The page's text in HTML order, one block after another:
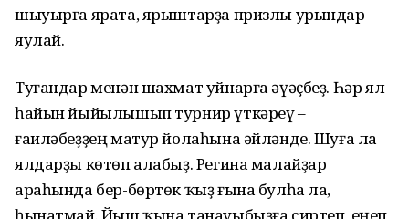
шыуырға ярата, ярыштарҙа призлы урындар
яулай.
Туғандар менән шахмат уйнарға әүәҫбеҙ. Һәр ял
һайын йыйылышып турнир үткәреү –
ғаиләбеҙҙең матур йолаһына әйләнде. Шуға ла
ялдарҙы көтөп алабыҙ. Регина малайҙар
араһында бер-бөртөк ҡыҙ ғына булһа ла,